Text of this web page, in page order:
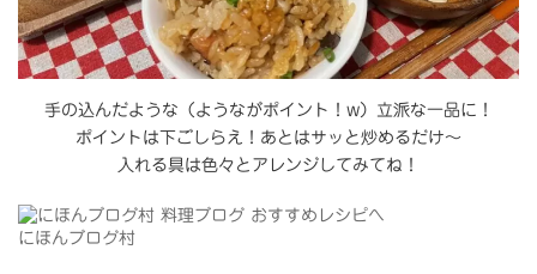
手の込んだような（ようながポイント！w）立派な一品に！
ポイントは下ごしらえ！あとはサッと炒めるだけ～
入れる具は色々とアレンジしてみてね！
にほんブログ村